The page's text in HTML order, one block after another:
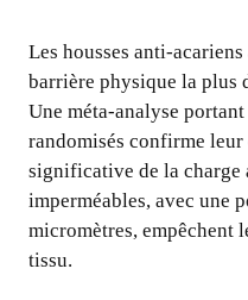
Les housses anti-
barrière physique la plus
Une méta-analyse
randomisés confirme
significative de la charge
imperméables, avec une
micromètres, empêchent
tissu.